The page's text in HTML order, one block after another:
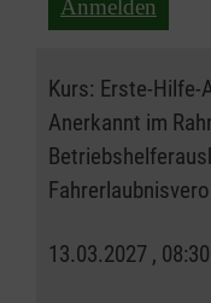
Anmelden
Kurs: Erste-Hilfe-
Anerkannt im
13.03.2027 ,